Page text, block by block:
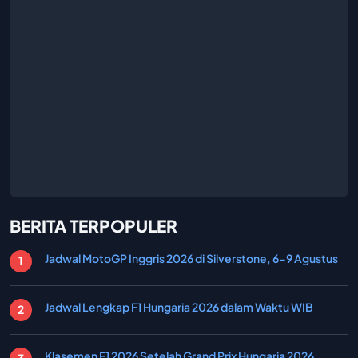
BERITA TERPOPULER
Jadwal MotoGP Inggris 2026 di Silverstone, 6-9 Agustus
Jadwal Lengkap F1 Hungaria 2026 dalam Waktu WIB